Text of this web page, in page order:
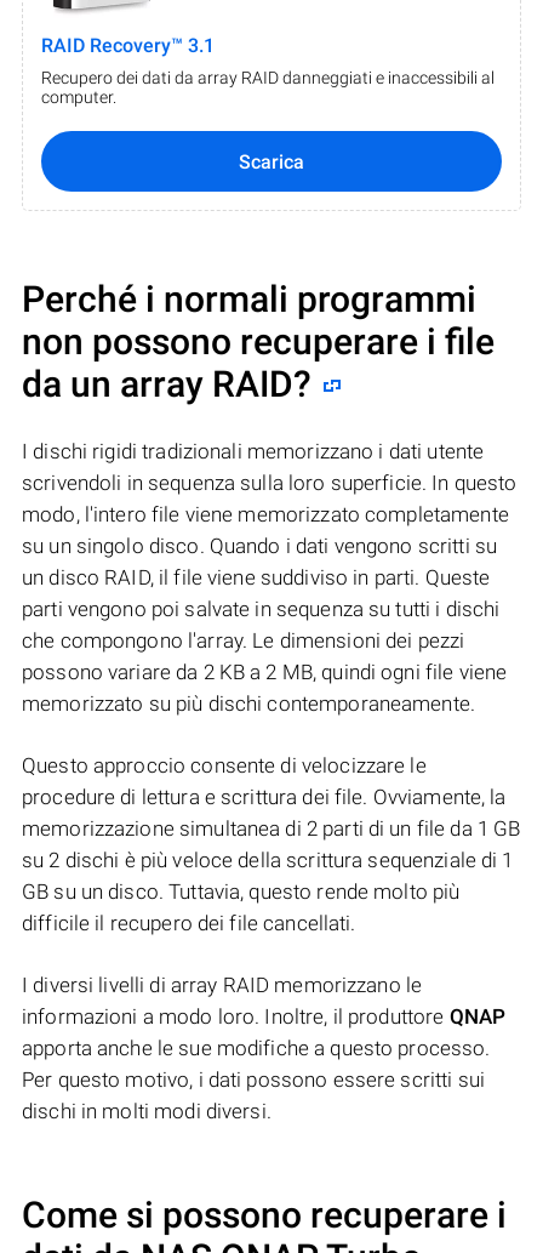
RAID Recovery™ 3.1
Recupero dei dati da array RAID danneggiati e inaccessibili al
computer.
Scarica
Perché i normali programmi
non possono recuperare i file
da un array RAID?
I dischi rigidi tradizionali memorizzano i dati utente
scrivendoli in sequenza sulla loro superficie. In questo
modo, l'intero file viene memorizzato completamente
su un singolo disco. Quando i dati vengono scritti su
un disco RAID, il file viene suddiviso in parti. Queste
parti vengono poi salvate in sequenza su tutti i dischi
che compongono l'array. Le dimensioni dei pezzi
possono variare da 2 KB a 2 MB, quindi ogni file viene
memorizzato su più dischi contemporaneamente.
Questo approccio consente di velocizzare le
procedure di lettura e scrittura dei file. Ovviamente, la
memorizzazione simultanea di 2 parti di un file da 1 GB
su 2 dischi è più veloce della scrittura sequenziale di 1
GB su un disco. Tuttavia, questo rende molto più
difficile il recupero dei file cancellati.
I diversi livelli di array RAID memorizzano le
informazioni a modo loro. Inoltre, il produttore QNAP
apporta anche le sue modifiche a questo processo.
Per questo motivo, i dati possono essere scritti sui
dischi in molti modi diversi.
Come si possono recuperare i